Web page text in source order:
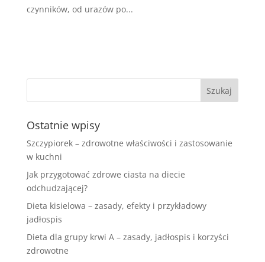
czynników, od urazów po...
Ostatnie wpisy
Szczypiorek – zdrowotne właściwości i zastosowanie
w kuchni
Jak przygotować zdrowe ciasta na diecie
odchudzającej?
Dieta kisielowa – zasady, efekty i przykładowy
jadłospis
Dieta dla grupy krwi A – zasady, jadłospis i korzyści
zdrowotne